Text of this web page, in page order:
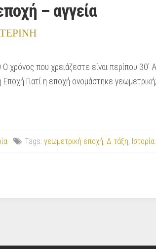
– αγγεία
χρόνος που χρειάζεστε είναι περίπου
Γιατί η εποχή ονομάστηκε
Tags: γεωμετρική εποχή, Δ τάξη, Ιστορία